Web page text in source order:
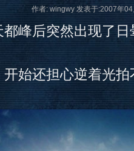
作者: wingwy 发表于:2007年
峰后突然出现了
始还担心逆着光